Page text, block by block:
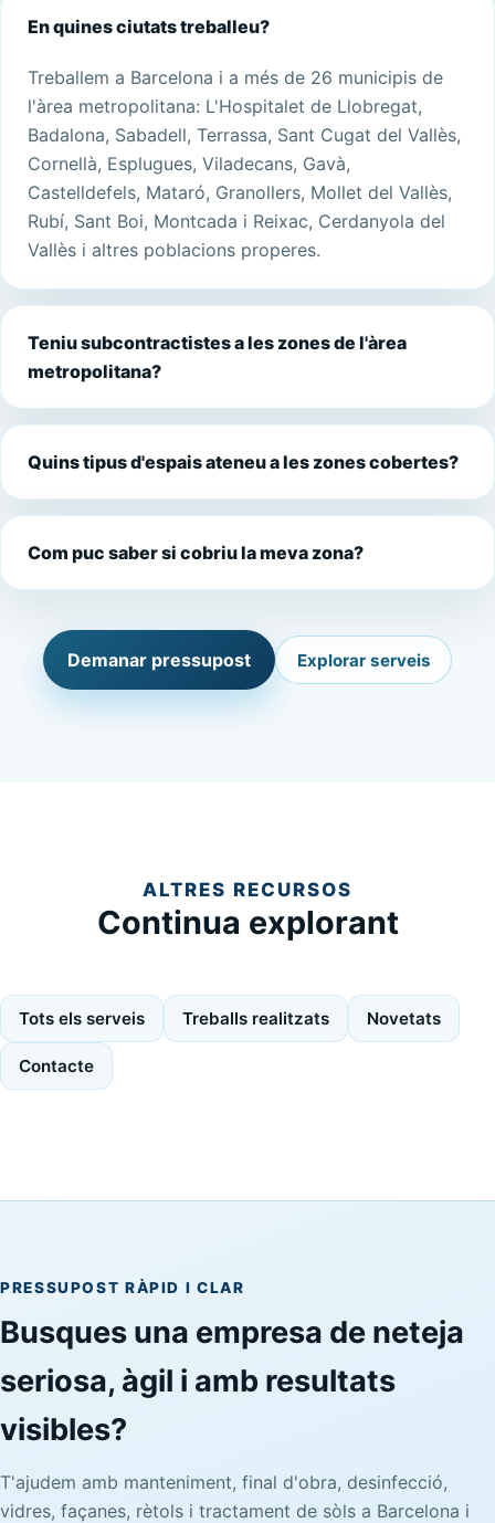
En quines ciutats treballeu?
Treballem a Barcelona i a més de 26 municipis de
l'àrea metropolitana: L'Hospitalet de Llobregat,
Badalona, Sabadell, Terrassa, Sant Cugat del Vallès,
Cornellà, Esplugues, Viladecans, Gavà,
Castelldefels, Mataró, Granollers, Mollet del Vallès,
Rubí, Sant Boi, Montcada i Reixac, Cerdanyola del
Vallès i altres poblacions properes.
Teniu subcontractistes a les zones de l'àrea
metropolitana?
Quins tipus d'espais ateneu a les zones cobertes?
Com puc saber si cobriu la meva zona?
Demanar pressupost Explorar serveis
ALTRES RECURSOS
Continua explorant
Tots els serveis Treballs realitzats Novetats
Contacte
PRESSUPOST RÀPID I CLAR
Busques una empresa de neteja
seriosa, àgil i amb resultats
visibles?
T'ajudem amb manteniment, final d'obra, desinfecció,
vidres, façanes, rètols i tractament de sòls a Barcelona i